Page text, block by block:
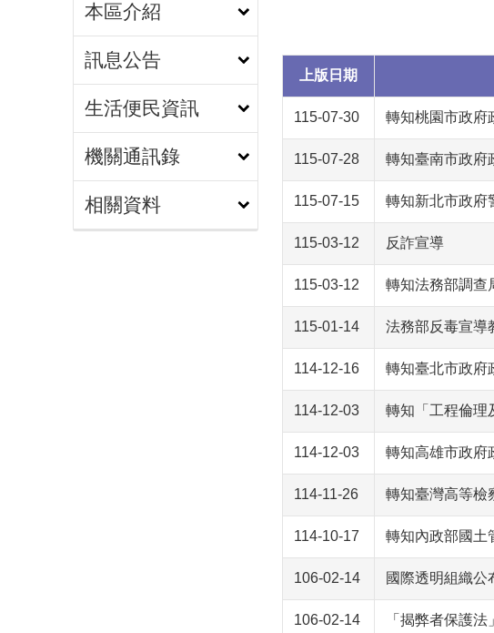
本區介紹
訊息公告
生活便民資訊
機關通訊錄
相關資料
上版日期
115-07-30 轉知桃園市政府
115-07-28 轉知臺南市政府
115-07-15 轉知新北市政府
115-03-12 反詐宣導
115-03-12 轉知法務部調查
115-01-14 法務部反毒宣導
114-12-16 轉知臺北市政府
114-12-03 轉知「工程倫理
114-12-03 轉知高雄市政府
114-11-26 轉知臺灣高等檢
114-10-17 轉知內政部國土
106-02-14 國際透明組織公
106-02-14 「揭弊者保護